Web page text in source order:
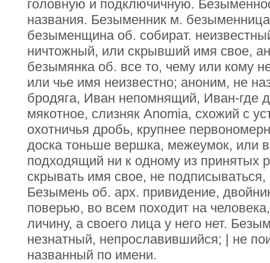
головную и подключичную.
названия. Безыменник м.
безыменщина об. собират.
ничтожный, или скрывший имя свое,
безымянка об. все то, чему или кому
или чье имя неизвестно; аноним, не
бродяга, Иван непомнящий, Иван-где
мякотное, слизняк Anomia, схожий с
охотничья дробь, крупнее
доска тоньше вершка, межеумок, или
подходящий ни к одному из принятых
скрывать имя свое, не
Безымень об. арх. привидение,
поверью, во всем походит на
личину, а своего лица у него нет.
незнатный, непрославившийся; | не
названный по имени.